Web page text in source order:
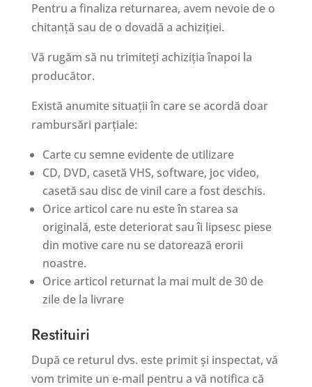
Pentru a finaliza returnarea, avem nevoie de o
chitanță sau de o dovadă a achiziției.
Vă rugăm să nu trimiteți achiziția înapoi la
producător.
Există anumite situații în care se acordă doar
rambursări parțiale:
Carte cu semne evidente de utilizare
CD, DVD, casetă VHS, software, joc video,
casetă sau disc de vinil care a fost deschis.
Orice articol care nu este în starea sa
originală, este deteriorat sau îi lipsesc piese
din motive care nu se datorează erorii
noastre.
Orice articol returnat la mai mult de 30 de
zile de la livrare
Restituiri
După ce returul dvs. este primit și inspectat, vă
vom trimite un e-mail pentru a vă notifica că